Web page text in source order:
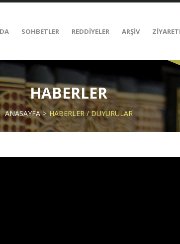
SOHBETLER REDDİYELER ARŞİV
HABERLER
ANASAYFA HABERLER / DUYURULAR